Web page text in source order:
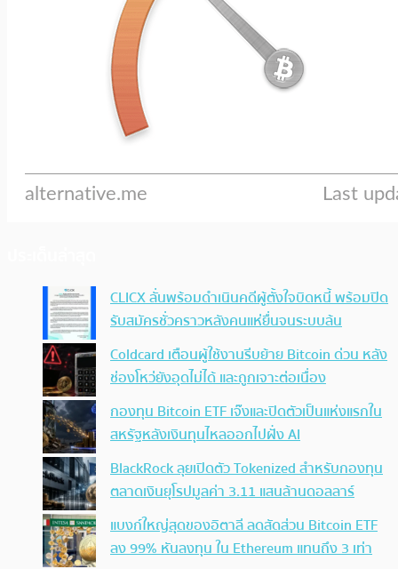
CLICX ลั่นพร้อมดำเนินคดีผู้ตั้งใจบิดหนี้ พร้อมปิด
รับสมัครชั่วคราวหลังคนแห่ยื่นจนระบบล้น
Coldcard เตือนผู้ใช้งานรีบย้าย Bitcoin ด่วน หลัง
ช่องโหว่ยังอุดไม่ได้ และถูกเจาะต่อเนื่อง
กองทุน Bitcoin ETF เจ๊งและปิดตัวเป็นแห่งแรกใน
สหรัฐหลังเงินทุนไหลออกไปฝั่ง AI
BlackRock ลุยเปิดตัว Tokenized สำหรับกองทุน
ตลาดเงินยุโรปมูลค่า 3.11 แสนล้านดอลลาร์
แบงก์ใหญ่สุดของอิตาลี ลดสัดส่วน Bitcoin ETF
ลง 99% หันลงทุน ใน Ethereum แทนถึง 3 เท่า